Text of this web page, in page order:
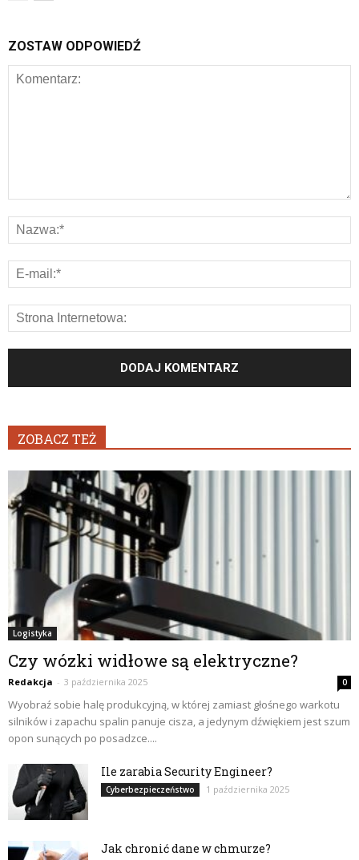
ZOSTAW ODPOWIEDŹ
ZOBACZ TEŻ
Logistyka
Czy wózki widłowe są elektryczne?
Redakcja - 3 października 2025 0
Wyobraź sobie halę produkcyjną, w której zamiast głośnego warkotu
silników i zapachu spalin panuje cisza, a jedynym dźwiękiem jest szum
opon sunących po posadzce....
Ile zarabia Security Engineer?
Cyberbezpieczeństwo 1 października 2025
Jak chronić dane w chmurze?